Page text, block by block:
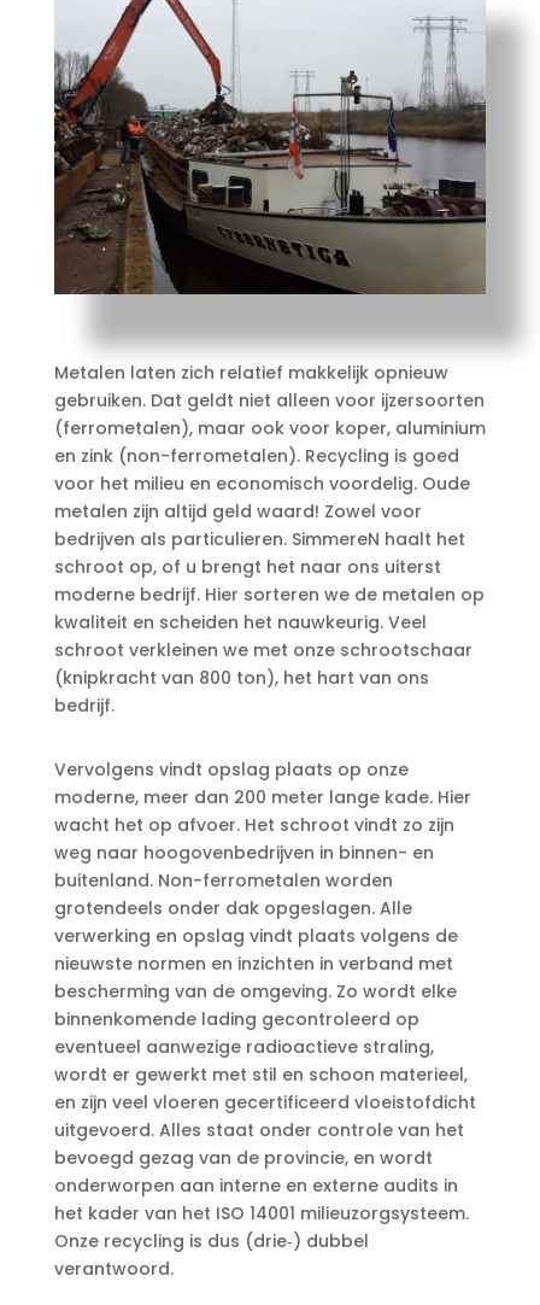
Metalen laten zich relatief makkelijk opnieuw
gebruiken. Dat geldt niet alleen voor ijzersoorten
(ferrometalen), maar ook voor koper, aluminium
en zink (non-ferrometalen). Recycling is goed
voor het milieu en economisch voordelig. Oude
metalen zijn altijd geld waard! Zowel voor
bedrijven als particulieren. SimmereN haalt het
schroot op, of u brengt het naar ons uiterst
moderne bedrijf. Hier sorteren we de metalen op
kwaliteit en scheiden het nauwkeurig. Veel
schroot verkleinen we met onze schrootschaar
(knipkracht van 800 ton), het hart van ons
bedrijf.
Vervolgens vindt opslag plaats op onze
moderne, meer dan 200 meter lange kade. Hier
wacht het op afvoer. Het schroot vindt zo zijn
weg naar hoogovenbedrijven in binnen- en
buitenland. Non-ferrometalen worden
grotendeels onder dak opgeslagen. Alle
verwerking en opslag vindt plaats volgens de
nieuwste normen en inzichten in verband met
bescherming van de omgeving. Zo wordt elke
binnenkomende lading gecontroleerd op
eventueel aanwezige radioactieve straling,
wordt er gewerkt met stil en schoon materieel,
en zijn veel vloeren gecertificeerd vloeistofdicht
uitgevoerd. Alles staat onder controle van het
bevoegd gezag van de provincie, en wordt
onderworpen aan interne en externe audits in
het kader van het ISO 14001 milieuzorgsysteem.
Onze recycling is dus (drie‑) dubbel
verantwoord.